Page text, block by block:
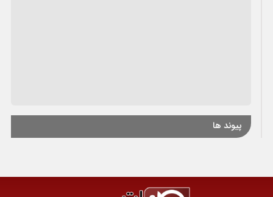
پیوند ها